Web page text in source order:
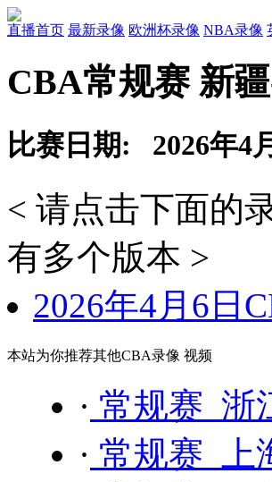
直播首页 最新录像 欧洲杯录像 NBA录像
CBA常规赛 新
比赛日期: 2026年4
< 请点击下面的
有多个版本 >
2026年4月6日
本站为你推荐其他CBA录像 视频
· 常规赛 浙
· 常规赛 上